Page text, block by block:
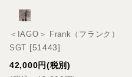
＜IAGO＞ Frank（フランク）
SGT [51443]
42,000円(税別)